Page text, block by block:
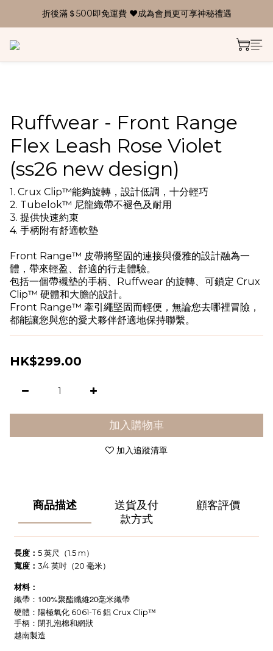
折後滿＄500即免運費 ❤成為會員更可享神秘禮遇
Ruffwear - Front Range
Flex Leash Rose Violet
(ss26 new design)
1. Crux Clip™能夠旋轉，設計低調，十分輕巧
2. Tubelok™ 尼龍織帶不褪色及耐用
3. 提供快速約束
4. 手柄附有舒適軟墊
Front Range™ 皮帶將堅固的連接與優雅的設計融為一
體，帶來輕盈、舒適的行走體驗。
包括一個帶襯墊的手柄、Ruffwear 的旋轉、可鎖定 Crux
Clip™ 硬體和大膽的設計。
Front Range™ 牽引繩堅固而輕便，無論您去哪裡冒險，
都能讓您與您的愛犬夥伴舒適地保持聯繫。
HK$299.00
加入購物車
加入追蹤清單
商品描述
送貨及付
款方式
顧客評價
長度： 5 英尺（1.5 m ）
寬度： 3/4 英吋（20 毫米）
材料：
織帶： 100%聚酯纖維20毫米織帶
硬體：陽極氧化 6061-T6 鋁 Crux Clip™️
手柄：閉孔泡棉和網狀
越南製造